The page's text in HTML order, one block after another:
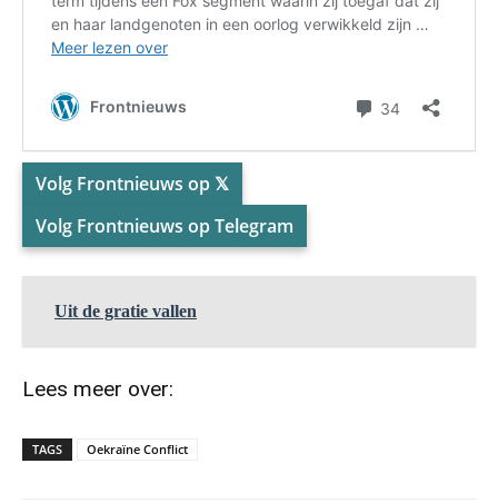
Volg Frontnieuws op 𝕏
Volg Frontnieuws op Telegram
Uit de gratie vallen
Lees meer over:
TAGS Oekraïne Conflict